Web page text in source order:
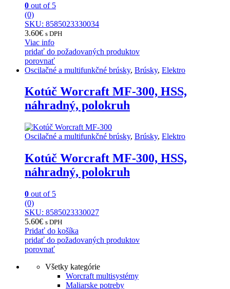
0 out of 5
(0)
SKU: 8585023330034
3.60€ s DPH
Viac info
pridať do požadovaných produktov
porovnať
Oscilačné a multifunkčné brúsky, Brúsky, Elektro
Kotúč Worcraft MF-300, HSS,
náhradný, polokruh
Oscilačné a multifunkčné brúsky, Brúsky, Elektro
Kotúč Worcraft MF-300, HSS,
náhradný, polokruh
0 out of 5
(0)
SKU: 8585023330027
5.60€ s DPH
Pridať do košíka
pridať do požadovaných produktov
porovnať
Všetky kategórie
Worcraft multisystémy
Maliarske potreby